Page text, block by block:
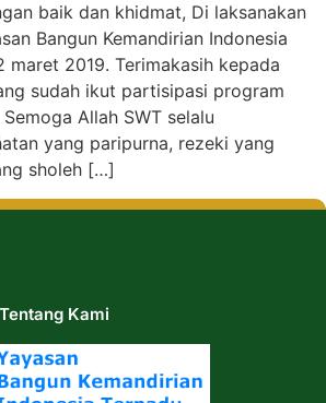
baik dan khidmat, Di laksanakan
Bangun Kemandirian Indonesia
maret 2019. Terimakasih kepada
sudah ikut partisipasi program
Allah SWT selalu
yang paripurna, rezeki yang
sholeh […]
Tentang Kami